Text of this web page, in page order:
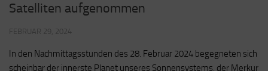
Satelliten aufgenommen
FEBRUAR 29, 2024
In den Nachmittagsstunden des 28. Februar 2024 begegneten sich
scheinbar der innerste Planet unseres Sonnensystems, der Merkur